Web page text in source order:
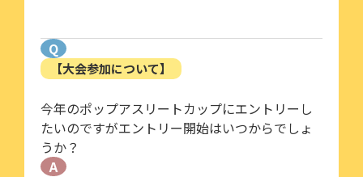
Q
【大会参加について】
今年のポップアスリートカップにエントリーし
たいのですがエントリー開始はいつからでしょ
うか？
A